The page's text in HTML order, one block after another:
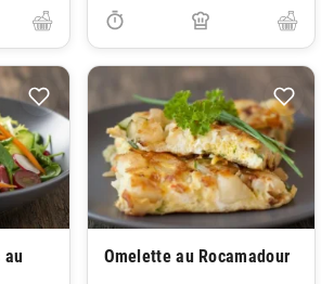
au
Omelette au Rocamadour